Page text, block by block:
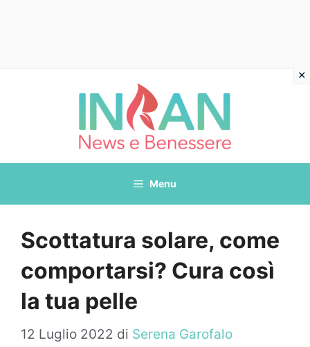
Menu
Scottatura solare, come
comportarsi? Cura così
la tua pelle
12 Luglio 2022 di Serena Garofalo